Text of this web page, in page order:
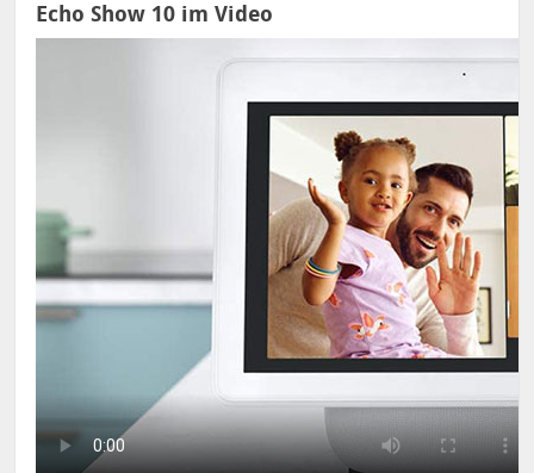
Echo Show 10 im Video